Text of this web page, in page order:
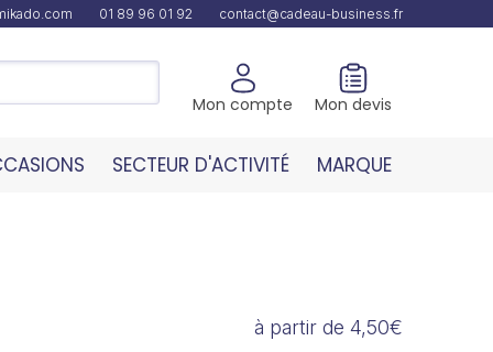
01 89 96 01 92 contact@cadeau-business.fr
Mon compte Mon devis
SECTEUR D'ACTIVITÉ MARQUE
à partir de 4,50€